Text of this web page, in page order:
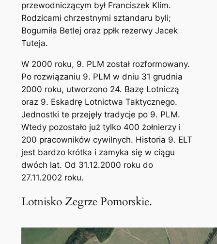
przewodniczącym był Franciszek Klim.
Rodzicami chrzestnymi sztandaru byli;
Bogumiła Betlej oraz ppłk rezerwy Jacek
Tuteja.
W 2000 roku, 9. PLM został rozformowany.
Po rozwiązaniu 9. PLM w dniu 31 grudnia
2000 roku, utworzono 24. Bazę Lotniczą
oraz 9. Eskadrę Lotnictwa Taktycznego.
Jednostki te przejęły tradycje po 9. PLM.
Wtedy pozostało już tylko 400 żołnierzy i
200 pracowników cywilnych. Historia 9. ELT
jest bardzo krótka i zamyka się w ciągu
dwóch lat. Od 31.12.2000 roku do
27.11.2002 roku.
Lotnisko Zegrze Pomorskie.